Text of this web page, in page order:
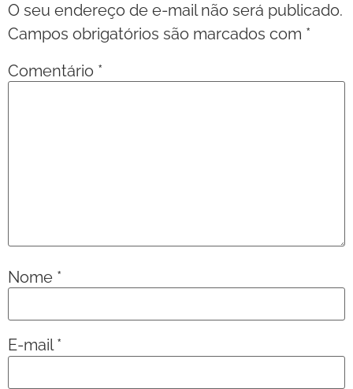
O seu endereço de e-mail não será publicado.
Campos obrigatórios são marcados com *
Comentário *
Nome *
E-mail*